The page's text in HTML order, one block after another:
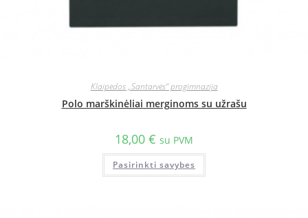
Klaipėdos „Santarvės“ progimnazija
Polo marškinėliai merginoms su užrašu
18,00 € su PVM
Pasirinkti savybes